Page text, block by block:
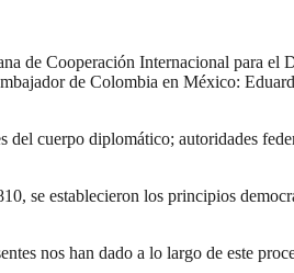
de Cooperación Internacional para
de Colombia en México:
cuerpo diplomático; autoridades
se establecieron los principios
nos han dado a lo largo de este